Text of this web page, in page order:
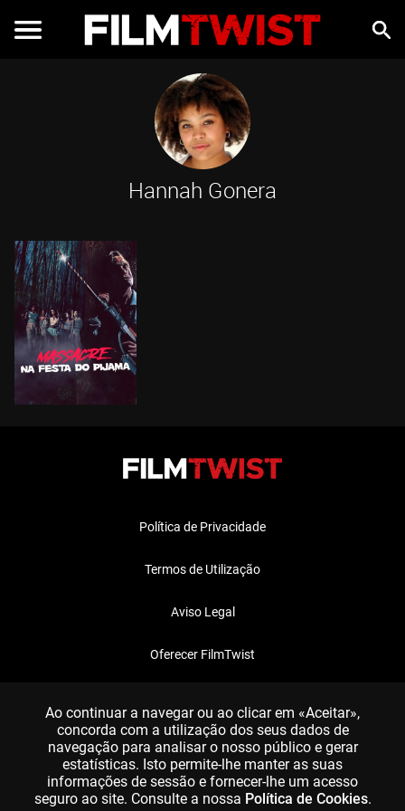
Hannah Gonera
Política de Privacidade
Termos de Utilização
Aviso Legal
Oferecer FilmTwist
Ao continuar a navegar ou ao clicar em «Aceitar»,
concorda com a utilização dos seus dados de
navegação para analisar o nosso público e gerar
estatísticas. Isto permite-lhe manter as suas
informações de sessão e fornecer-lhe um acesso
seguro ao site. Consulte a nossa Política de Cookies.